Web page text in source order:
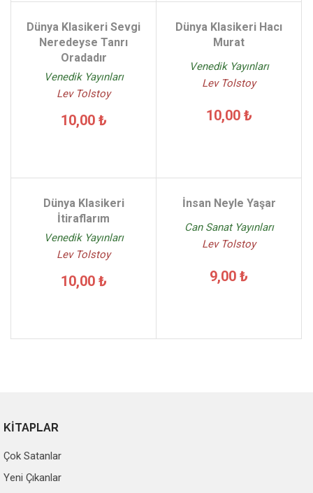
Dünya Klasikeri Sevgi
Neredeyse Tanrı
Oradadır
Venedik Yayınları
Lev Tolstoy
10,00 ₺
Dünya Klasikeri Hacı
Murat
Venedik Yayınları
Lev Tolstoy
10,00 ₺
Dünya Klasikeri
İtiraflarım
Venedik Yayınları
Lev Tolstoy
10,00 ₺
İnsan Neyle Yaşar
Can Sanat Yayınları
Lev Tolstoy
9,00 ₺
KİTAPLAR
Çok Satanlar
Yeni Çıkanlar